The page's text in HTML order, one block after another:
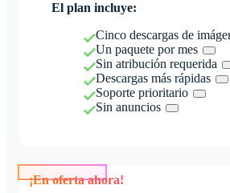
El plan incluye:
Cinco descargas de
Un paquete por mes
Sin atribución requerida
Descargas más rápidas
Soporte prioritario
Sin anuncios